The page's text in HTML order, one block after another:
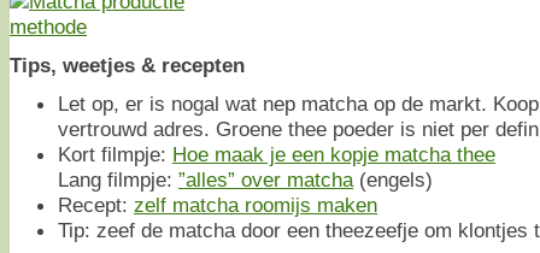
Tips, weetjes & recepten
Let op, er is nogal wat nep matcha op de markt.
vertrouwd adres. Groene thee poeder is niet per
Kort filmpje: Hoe maak je een kopje matcha thee
Lang filmpje: ”alles” over matcha(engels)
Recept: zelf matcha roomijs maken
Tip: zeef de matcha door een theezeefje om klontjes